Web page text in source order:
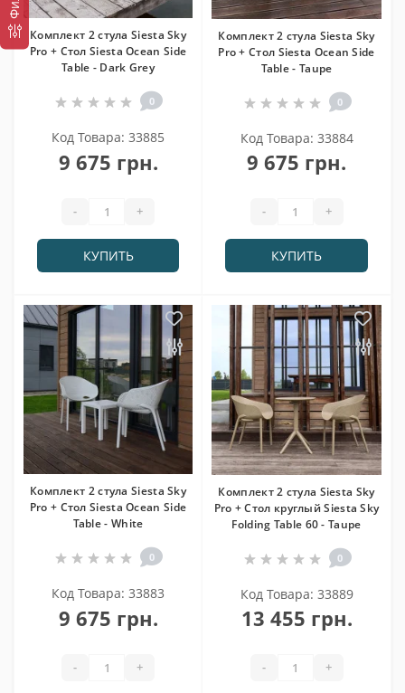
Комплект 2 стула Siesta Sky
Pro + Стол Siesta Ocean Side
Table - Dark Grey
0
Код Товара: 33885
9 675 грн.
- +
КУПИТЬ
Комплект 2 стула Siesta Sky
Pro + Стол Siesta Ocean Side
Table - Taupe
0
Код Товара: 33884
9 675 грн.
- +
КУПИТЬ
Комплект 2 стула Siesta Sky
Pro + Стол Siesta Ocean Side
Table - White
0
Код Товара: 33883
9 675 грн.
- +
Комплект 2 стула Siesta Sky
Pro + Стол круглый Siesta Sky
Folding Table 60 - Taupe
0
Код Товара: 33889
13 455 грн.
- +